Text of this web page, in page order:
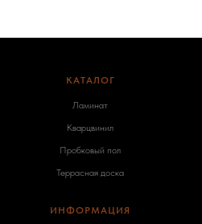
КАТАЛОГ
Ламинат
Кварцвинил
Пробковый пол
Террасная доска
ИНФОРМАЦИЯ